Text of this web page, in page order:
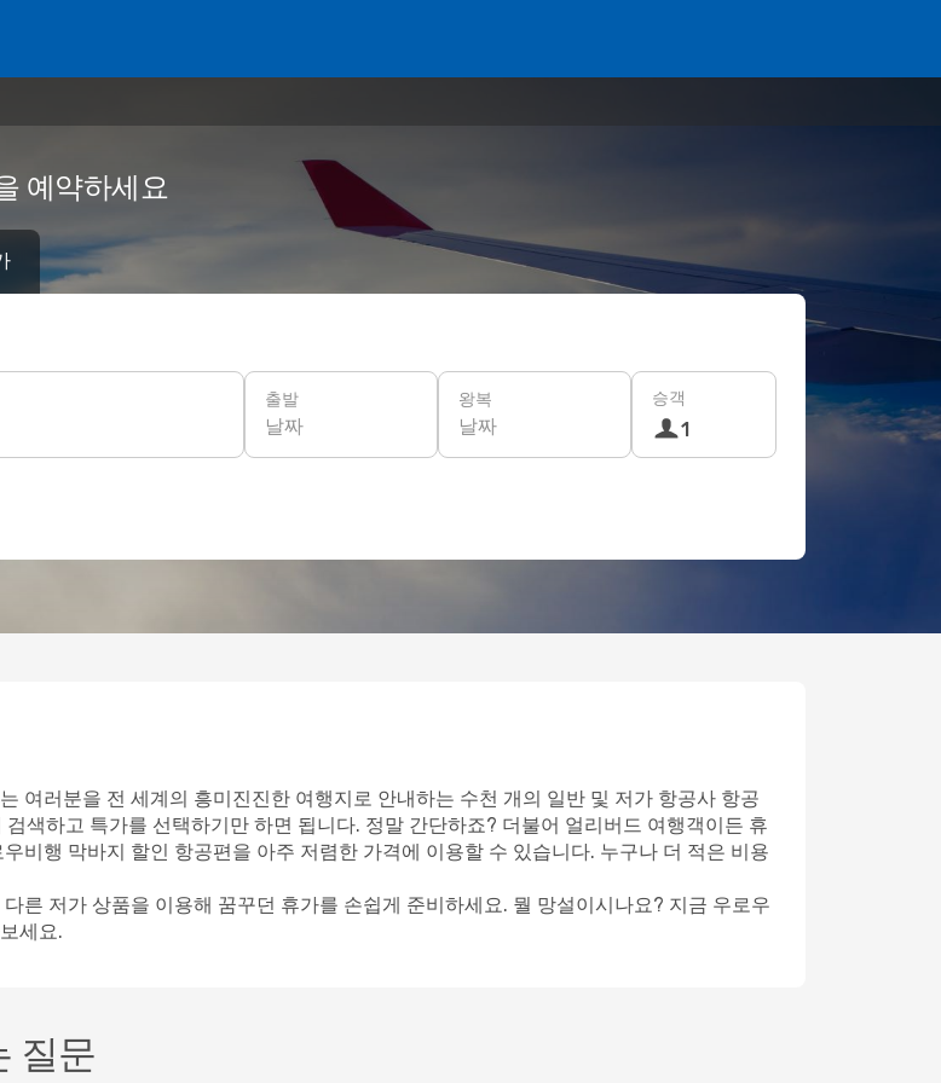
예약하세요
출발
날짜
왕복
날짜
승객
1
여러분을 전 세계의 흥미진진한 여행지로 안내하는 수천 개의 일반 및 저가 항공사 항공
색하고 특가를 선택하기만 하면 됩니다. 정말 간단하죠? 더불어 얼리버드 여행객이든 휴
비행 막바지 할인 항공편을 아주 저렴한 가격에 이용할 수 있습니다. 누구나 더 적은 비용
른 저가 상품을 이용해 꿈꾸던 휴가를 손쉽게 준비하세요. 뭘 망설이시나요? 지금 우로우
세요.
질문